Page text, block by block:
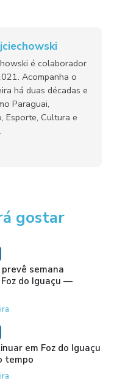
é colaborador
Acompanha o
há duas décadas e
Paraguai,
Esporte, Cultura e
gostar
semana
do Iguaçu —
em Foz do Iguaçu
tempo